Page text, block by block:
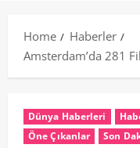
Home
Haberler
Amsterdam’da 281
Dünya Haberleri
Öne Çıkanlar
Son